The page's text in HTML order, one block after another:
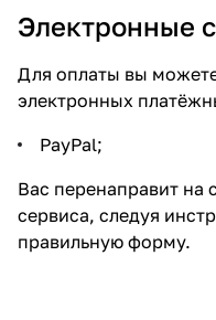
Электронные
Для оплаты вы
электронных
PayPal;
Вас перенаправит на
сервиса, следуя
правильную форму.